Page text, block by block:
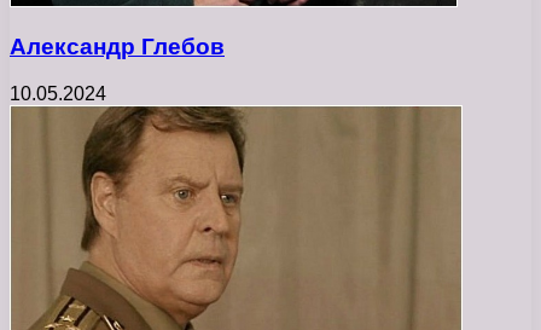
Александр Глебов
10.05.2024